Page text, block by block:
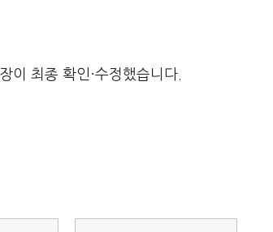
이 최종 확인·수정했습니다.